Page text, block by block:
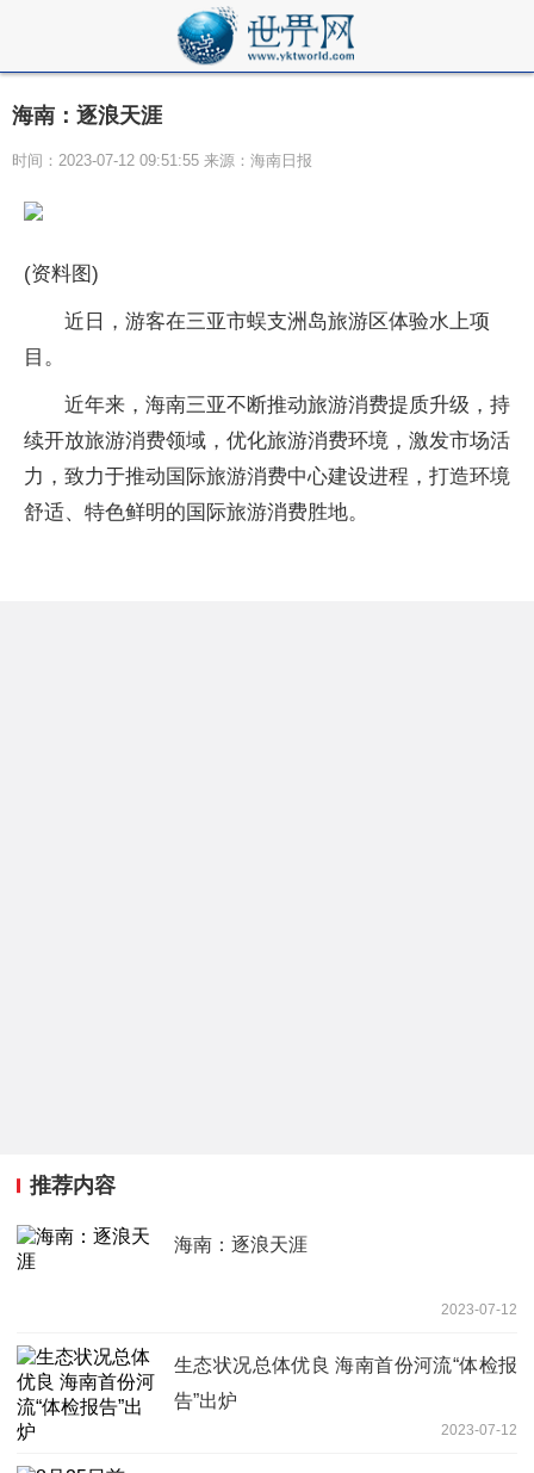
海南：逐浪天涯
时间：2023-07-12 09:51:55 来源：海南日报
(资料图)
近日，游客在三亚市蜈支洲岛旅游区体验水上项
目。
近年来，海南三亚不断推动旅游消费提质升级，持
续开放旅游消费领域，优化旅游消费环境，激发市场活
力，致力于推动国际旅游消费中心建设进程，打造环境
舒适、特色鲜明的国际旅游消费胜地。
推荐内容
海南：逐浪天涯
2023-07-12
生态状况总体优良 海南首份河流“体检报
告”出炉
2023-07-12